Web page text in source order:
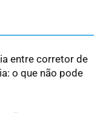
entre corretor de
o que não pode